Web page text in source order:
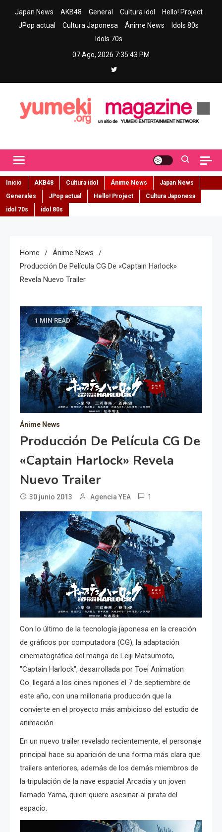
Japan News AKB48 General Cultura idol
Hello! Project
JPop actual
Cultura Japonesa Ánime News
Idols 80s
Idols 70s
07 Ago, 2026 7:35:45 PM
Inicio AKB48 Cultura idol Ánime News
Japan News
Generales
JPop actual Hello! Project
Cultura Japonesa
idol 70s
idol 80s
Home
Ánime News
Producción De Película CG De «Captain Harlock»
Revela Nuevo Trailer
1 MIN READ
Ánime News
Producción De Película CG De
«Captain Harlock» Revela
Nuevo Trailer
30 junio 2013 Agencia YEA 1
Con lo último de la tecnología japonesa en la creación
de gráficos por computadora (CG), la adaptación
cinematográfica del manga de Leiji Matsumoto,
"Captain Harlock", desarrollada por Toei Animation
Co. llegará a los cines nipones el 7 de septiembre de
este año, con una millonaria producción que la
convierte en el proyecto más ambicioso del estudio de
animación.
En un nuevo trailer revelado recientemente, el personaje
principal hace su aparición de una forma más clara que
trailers anteriores, además de los demás miembros de
la tripulación de la nave espacial Arcadia y un joven
llamado Yama, quien quiere asesinar al pirata del
espacio.